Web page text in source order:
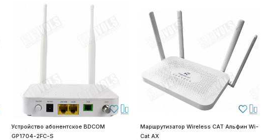
Устройство абонентское BDCOM
GP1704-2FC-S
Маршрутизатор Wireless CAT Альфин Wi-
Cat AX